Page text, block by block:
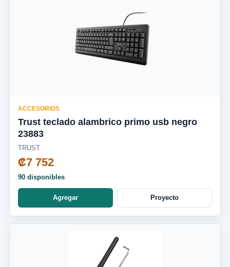
ACCESORIOS
Trust teclado alambrico primo usb negro
23883
TRUST
₡7 752
90 disponibles
Agregar Proyecto